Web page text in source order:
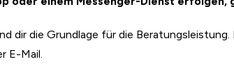
dir die Grundlage für die
E-Mail.